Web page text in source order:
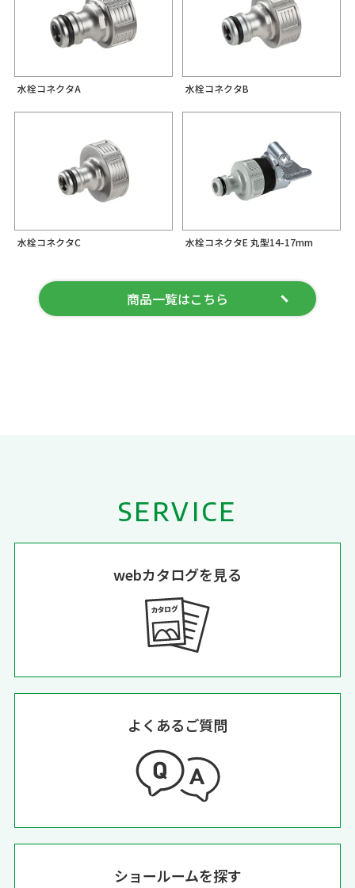
水栓コネクタA 水栓コネクタB
水栓コネクタC 水栓コネクタE 丸型14-17mm
商品一覧はこちら
SERVICE
webカタログを見る
よくあるご質問
ショールームを探す